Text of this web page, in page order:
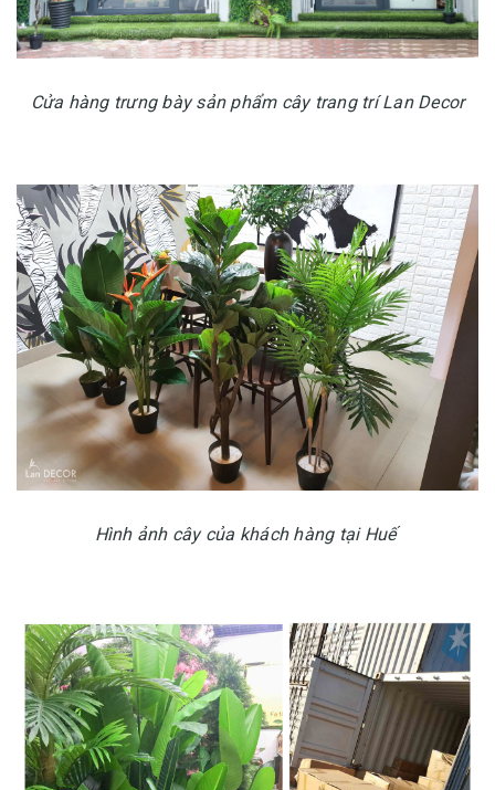
Cửa hàng trưng bày sản phẩm cây trang trí Lan Decor
Hình ảnh cây của khách hàng tại Huế